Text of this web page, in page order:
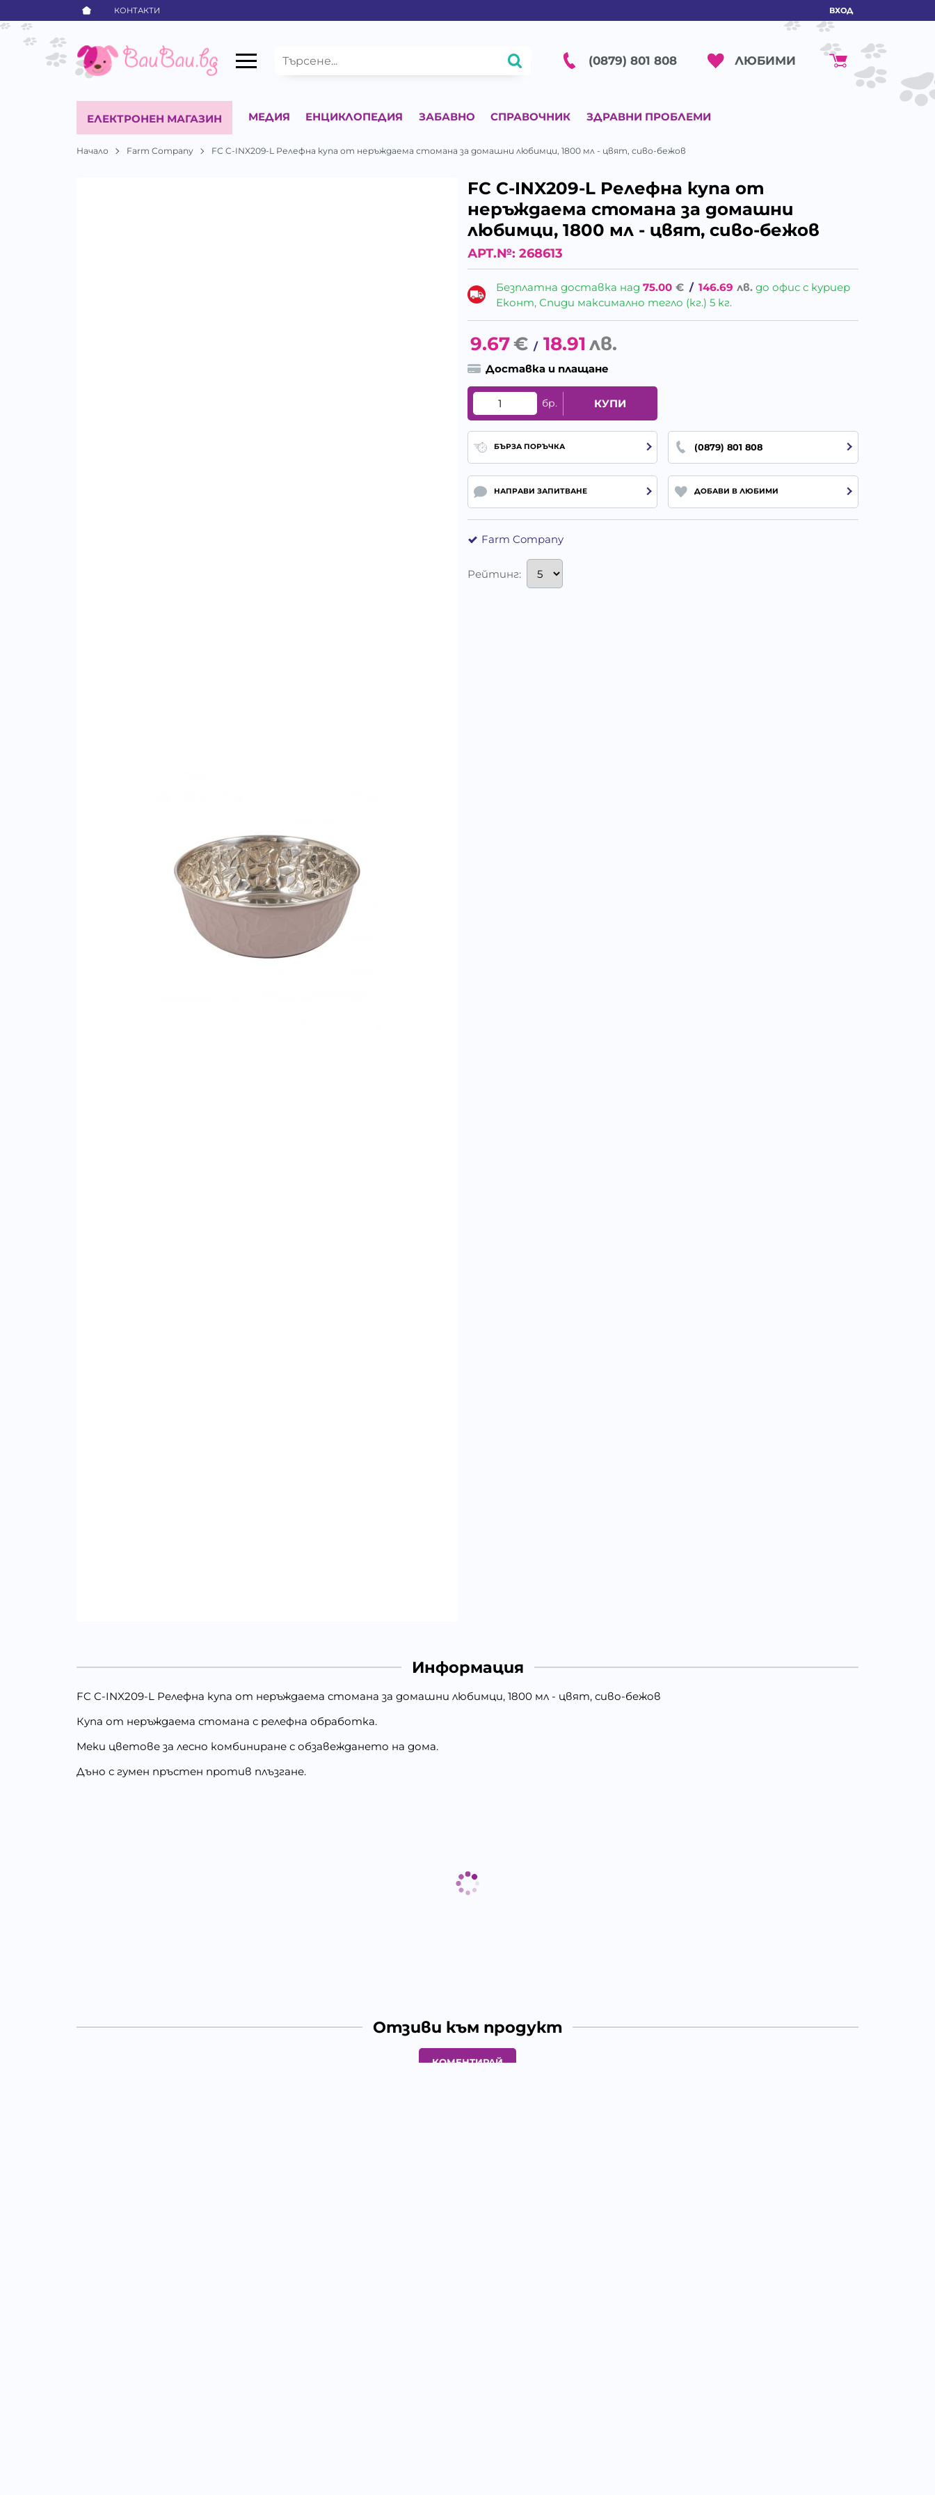
КОНТАКТИ ВХОД
(0879) 801 808 ЛЮБИМИ
ЕЛЕКТРОНЕН МАГАЗИН МЕДИЯ ЕНЦИКЛОПЕДИЯ ЗАБАВНО СПРАВОЧНИК ЗДРАВНИ ПРОБЛЕМИ
Начало Farm Company FC C-INX209-L Релефна купа от неръждаема стомана за домашни любимци, 1800 мл - цвят, сиво-бежов
FC C-INX209-L Релефна купа от
неръждаема стомана за домашни
любимци, 1800 мл - цвят, сиво-бежов
АРТ.№: 268613
Безплатна доставка над75.00 € / 146.69 лв. до офис с куриер
Еконт, Спиди максимално тегло (кг.) 5 кг.
9.67€ / 18.91лв.
Доставка и плащане
бр. КУПИ
БЪРЗА ПОРЪЧКА (0879) 801 808
НАПРАВИ ЗАПИТВАНЕ ДОБАВИ В ЛЮБИМИ
Farm Company
Рейтинг:
Информация
FC C-INX209-L Релефна купа от неръждаема стомана за домашни любимци, 1800 мл - цвят, сиво-бежов
Купа от неръждаема стомана с релефна обработка.
Меки цветове за лесно комбиниране с обзавеждането на дома.
Дъно с гумен пръстен против плъзгане.
Отзиви към продукт
КОМЕНТИРАЙ